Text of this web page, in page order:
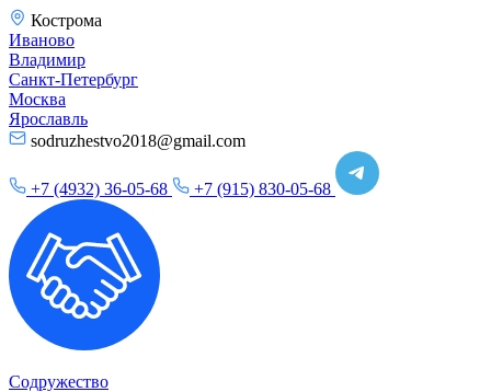
Кострома
Иваново
Владимир
Санкт-Петербург
Москва
Ярославль
sodruzhestvo2018@gmail.com
+7 (4932) 36-05-68 +7 (915) 830-05-68
Содружество